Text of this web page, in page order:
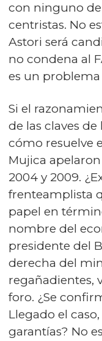
con ninguno
centristas. No
Astori será
no condena al
es un
Si el
de las claves
cómo resuelve
Mujica
2004 y 2009.
frenteamplista
papel en
nombre del
presidente del
derecha del
regañadientes,
foro. ¿Se
Llegado el
garantías? No